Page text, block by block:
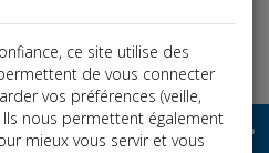
ce site utilise des
de vous connecter
vos préférences (veille,
Ils nous permettent également
mieux vous servir et vous